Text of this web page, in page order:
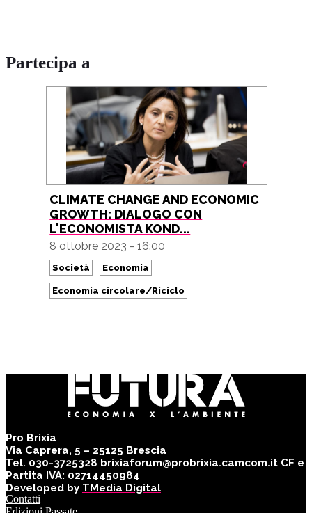
Partecipa a
CLIMATE CHANGE AND ECONOMIC
GROWTH: DIALOGO CON
L'ECONOMISTA KOND...
8 ottobre 2023 - 16:00
Società Economia
Economia circolare/Riciclo
Pro Brixia
Via Caprera, 5 – 25125 Brescia
Tel. 030-3725328 brixiaforum@probrixia.camcom.it CF e
Partita IVA: 02714450984
Developed by TMedia Digital
Contatti